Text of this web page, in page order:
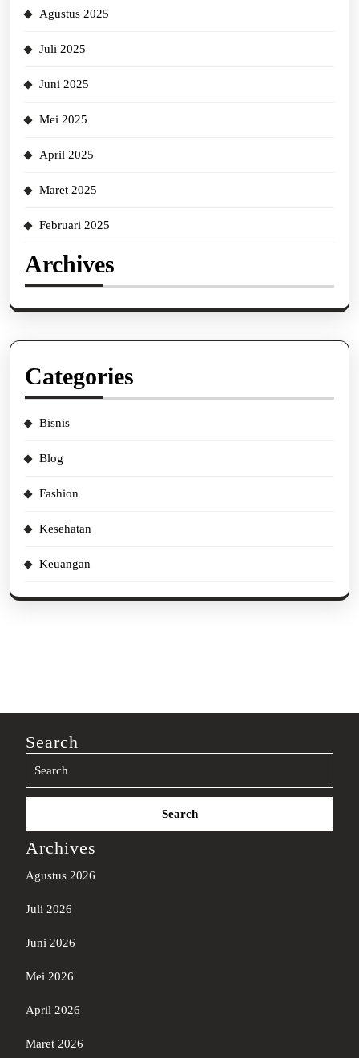
Agustus 2025
Juli 2025
Juni 2025
Mei 2025
April 2025
Maret 2025
Februari 2025
Archives
Categories
Bisnis
Blog
Fashion
Kesehatan
Keuangan
Search
Search
Archives
Agustus 2026
Juli 2026
Juni 2026
Mei 2026
April 2026
Maret 2026